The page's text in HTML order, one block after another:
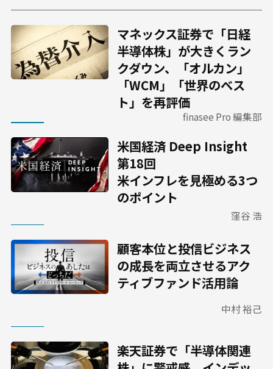
マネックス証券で「日経
半導体株」が大きくラン
クダウン、「オルカン」
「WCM」「世界のベス
ト」を再評価
finasee Pro 編集部
米国経済 Deep Insight
第18回
米インフレを見極める3つ
のポイント
窪谷 浩
顧客本位と投信ビジネス
の成長を両立させるアク
ティブファンド活用論
中村 裕己
楽天証券で「半導体関連